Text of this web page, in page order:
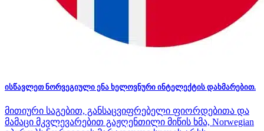
ისწავლეთ ნორვეგიული ენა ხელოვნური ინტელექტის დახმარებით.
მითიური საგებით, განსაცვიფრებელი ფიორდებითა და
მამაცი მკვლევარებით გაჟღენთილი მიწის ხმა, Norwegian